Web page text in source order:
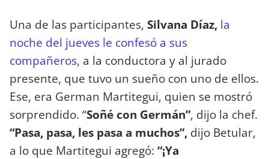
Una de las participantes, Silvana Díaz, la
noche del jueves le confesó a sus
compañeros, a la conductora y al jurado
presente, que tuvo un sueño con uno de ellos.
Ese, era German Martitegui, quien se mostró
sorprendido. “Soñé con Germán”, dijo la chef.
“Pasa, pasa, les pasa a muchos”, dijo Betular,
a lo que Martitegui agregó: “¡Ya